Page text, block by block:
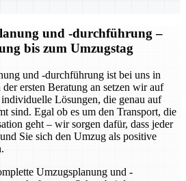
und -durchführung –
bis zum Umzugstag
und -durchführung ist bei uns in
ersten Beratung an setzen wir auf
Lösungen, die genau auf
sind. Egal ob es um den Transport, die
geht – wir sorgen dafür, dass jeder
Sie sich den Umzug als positive
Umzugsplanung und -